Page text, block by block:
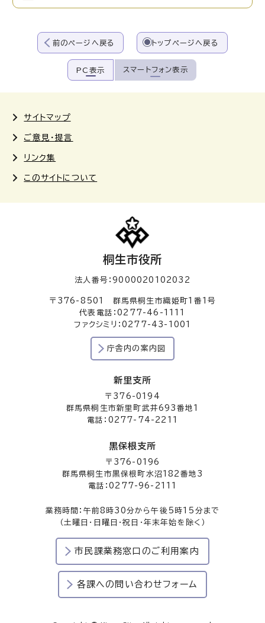
前のページへ戻る トップページへ戻る
PC表示 スマートフォン表示
サイトマップ
ご意見・提言
リンク集
このサイトについて
桐生市役所
法人番号：9000020102032
〒376-8501 群馬県桐生市織姫町1番1号
代表電話：0277-46-1111
ファクシミリ：0277-43-1001
庁舎内の案内図
新里支所
〒376-0194
群馬県桐生市新里町武井693番地1
電話：0277-74-2211
黒保根支所
〒376-0196
群馬県桐生市黒保根町水沼182番地3
電話：0277-96-2111
業務時間：午前8時30分から午後5時15分まで
（土曜日・日曜日・祝日・年末年始を除く）
市民課業務窓口のご利用案内
各課への問い合わせフォーム